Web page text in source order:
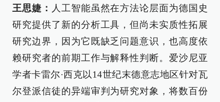
王思婕： 人工智能虽然在方法论层面为德国史
研究提供了新的分析工具，但尚未实质性拓展
研究边界，因为它既缺乏问题意识，也高度依
赖研究者的前期工作与解释性判断。爱沙尼亚
学者卡雷尔·西克以14世纪末德意志地区针对瓦
尔登派信徒的异端审判为研究对象，将数百份